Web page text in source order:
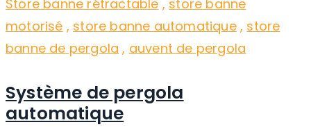
Store banne rétractable , store banne
motorisé , store banne automatique, store
banne de pergola , auvent de pergola
Système de pergola
automatique